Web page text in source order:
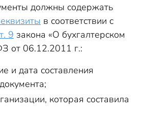
должны содержать
в соответствии с
9 закона «О бухгалтерском
от 06.12.2011 г.:
и дата составления
которая составила